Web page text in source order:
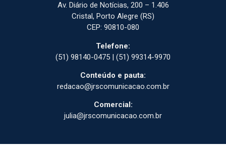
Av. Diário de Notícias, 200 – 1.406
Cristal, Porto Alegre (RS)
CEP: 90810-080
Telefone:
(51) 98140-0475 | (51) 99314-9970
Conteúdo e pauta:
redacao@jrscomunicacao.com.br
Comercial:
julia@jrscomunicacao.com.br